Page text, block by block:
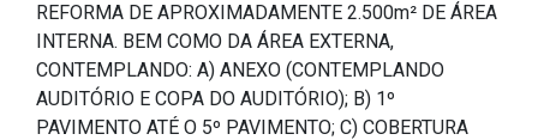
REFORMA DE APROXIMADAMENTE 2.500m² DE ÁREA
INTERNA. BEM COMO DA ÁREA EXTERNA,
CONTEMPLANDO: A) ANEXO (CONTEMPLANDO
AUDITÓRIO E COPA DO AUDITÓRIO); B) 1º
PAVIMENTO ATÉ O 5º PAVIMENTO; C) COBERTURA